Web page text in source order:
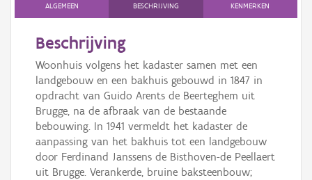
ALGEMEEN BESCHRIJVING KENMERKEN
Beschrijving
Woonhuis volgens het kadaster samen met een
landgebouw en een bakhuis gebouwd in 1847 in
opdracht van Guido Arents de Beerteghem uit
Brugge, na de afbraak van de bestaande
bebouwing. In 1941 vermeldt het kadaster de
aanpassing van het bakhuis tot een landgebouw
door Ferdinand Janssens de Bisthoven-de Peellaert
uit Brugge. Verankerde, bruine baksteenbouw;